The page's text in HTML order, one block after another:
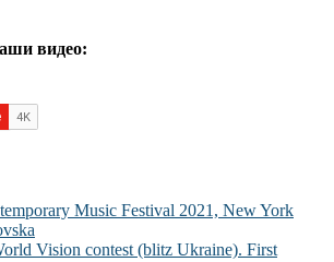
видео:
Music Festival 2021, New York
Vision contest (blitz Ukraine). First